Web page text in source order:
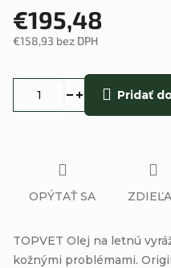
€195,48
€158,93 bez DPH
Pridať
TOPVET Olej na letnú
kožnými problémami.
OPÝTAŤ SA